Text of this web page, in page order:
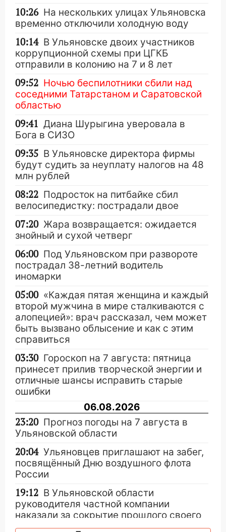
10:26 На нескольких улицах Ульяновска
временно отключили холодную воду
10:14 В Ульяновске двоих участников
коррупционной схемы при ЦГКБ
отправили в колонию на 7 и 8 лет
09:52 Ночью беспилотники сбили над
соседними Татарстаном и Саратовской
областью
09:41 Диана Шурыгина уверовала в
Бога в СИЗО
09:35 В Ульяновске директора фирмы
будут судить за неуплату налогов на 48
млн рублей
08:22 Подросток на питбайке сбил
велосипедистку: пострадали двое
07:20 Жара возвращается: ожидается
знойный и сухой четверг
06:00 Под Ульяновском при развороте
пострадал 38-летний водитель
иномарки
05:00 «Каждая пятая женщина и каждый
второй мужчина в мире сталкиваются с
алопецией»: врач рассказал, чем может
быть вызвано облысение и как с этим
справиться
03:30 Гороскоп на 7 августа: пятница
принесет прилив творческой энергии и
отличные шансы исправить старые
ошибки
06.08.2026
23:20 Прогноз погоды на 7 августа в
Ульяновской области
20:04 Ульяновцев приглашают на забег,
посвящённый Дню воздушного флота
России
19:12 В Ульяновской области
руководителя частной компании
наказали за сокрытие прошлого своего
сотрудник